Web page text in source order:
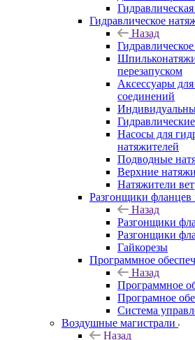
Гидравлическое
Назад
перезапуском
Аксессуары
соединений
Насосы для
натяжителей
Подводные
Верхние
Натяжители
Разгонщики фланцев
Назад
Разгонщики
Разгонщики
Гайкорезы
Программное
Назад
Программное
Програмное
Система
Воздушные магистрали
Назад